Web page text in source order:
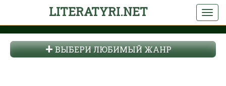
LITERATYRI.NET
ВЫБЕРИ ЛЮБИМЫЙ ЖАНР